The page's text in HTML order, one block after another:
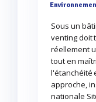
Sous un
venting doit
réellement
tout en
l'étanchéité
approche,
nationale